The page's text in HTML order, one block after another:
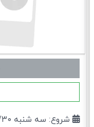
شروع: سه شنبه ۱۴۰۳/۱۱/۳۰ ساعت ۱۱:۰۰